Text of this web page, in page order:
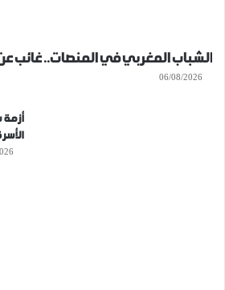
الشباب المغربي في المنصات.. غائب
06/08/2026